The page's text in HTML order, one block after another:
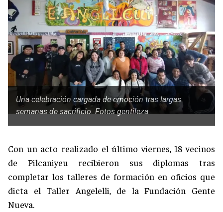
Una celebración cargada de emoción tras largas
semanas de sacrificio. Fotos gentileza.
Con un acto realizado el último viernes, 18 vecinos
de Pilcaniyeu recibieron sus diplomas tras
completar los talleres de formación en oficios que
dicta el Taller Angelelli, de la Fundación Gente
Nueva.